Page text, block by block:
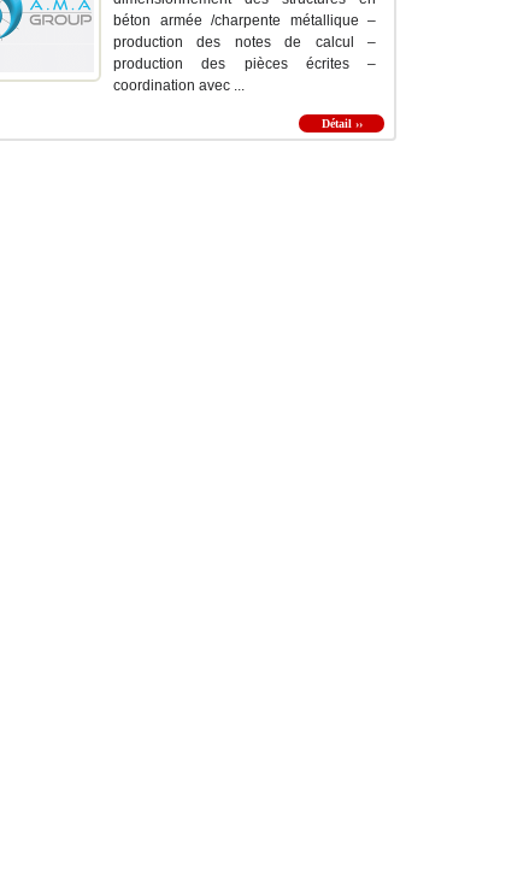
béton armée /charpente métallique –
production des notes de calcul –
production des pièces écrites –
coordination avec ...
Détail ››